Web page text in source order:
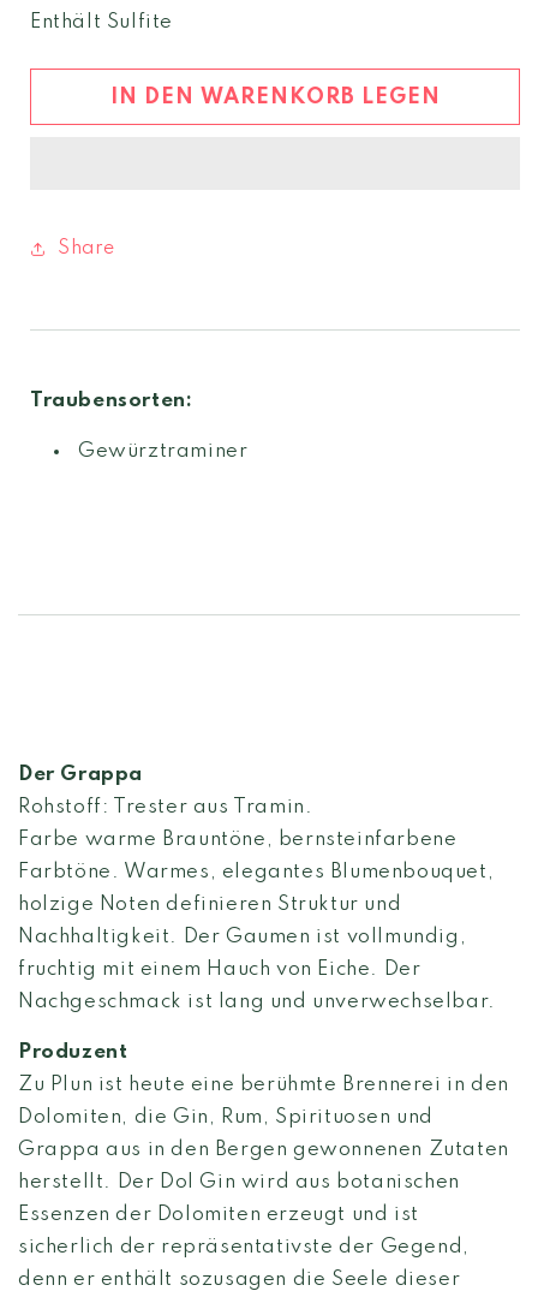
Menge
Grappa
Traminer
old
Grappa
Traminer
old
Enthält Sulfite
IN DEN WARENKORB LEGEN
Share
Traubensorten:
Gewürztraminer
Der Grappa
Rohstoff: Trester aus Tramin.
Farbe warme Brauntöne, bernsteinfarbene
Farbtöne. Warmes, elegantes Blumenbouquet,
holzige Noten definieren Struktur und
Nachhaltigkeit. Der Gaumen ist vollmundig,
fruchtig mit einem Hauch von Eiche. Der
Nachgeschmack ist lang und unverwechselbar.
Produzent
Zu Plun ist heute eine berühmte Brennerei in den
Dolomiten, die Gin, Rum, Spirituosen und
Grappa aus in den Bergen gewonnenen Zutaten
herstellt. Der Dol Gin wird aus botanischen
Essenzen der Dolomiten erzeugt und ist
sicherlich der repräsentativste der Gegend,
denn er enthält sozusagen die Seele dieser